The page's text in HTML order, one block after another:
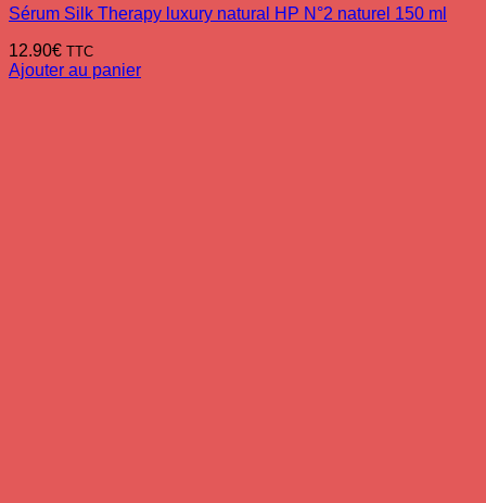
Sérum Silk Therapy luxury natural HP N°2 naturel 150 ml
12.90€ TTC
Ajouter au panier